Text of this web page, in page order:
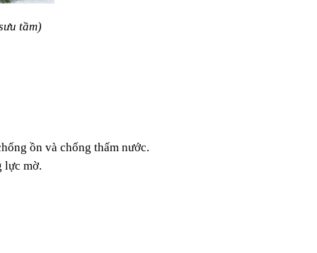
tầm)
ồn và chống thấm nước.
lực mờ.